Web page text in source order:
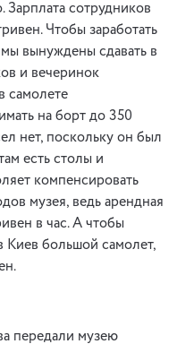
Зарплата сотрудников
Чтобы заработать
вынуждены сдавать в
и вечеринок
самолете
на борт до 350
нет, поскольку он был
есть столы и
компенсировать
музея, ведь арендная
в час. А чтобы
Киев большой самолет,
передали музею